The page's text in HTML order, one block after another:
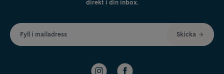
direkt i din inbox.
Fyll i mailadress Skicka